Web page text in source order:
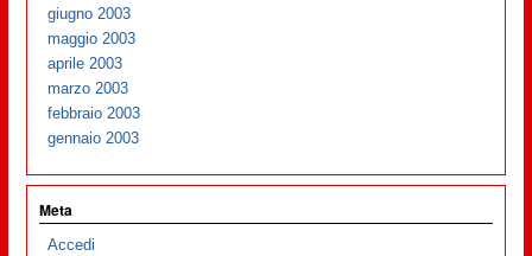
giugno 2003
maggio 2003
aprile 2003
marzo 2003
febbraio 2003
gennaio 2003
Meta
Accedi